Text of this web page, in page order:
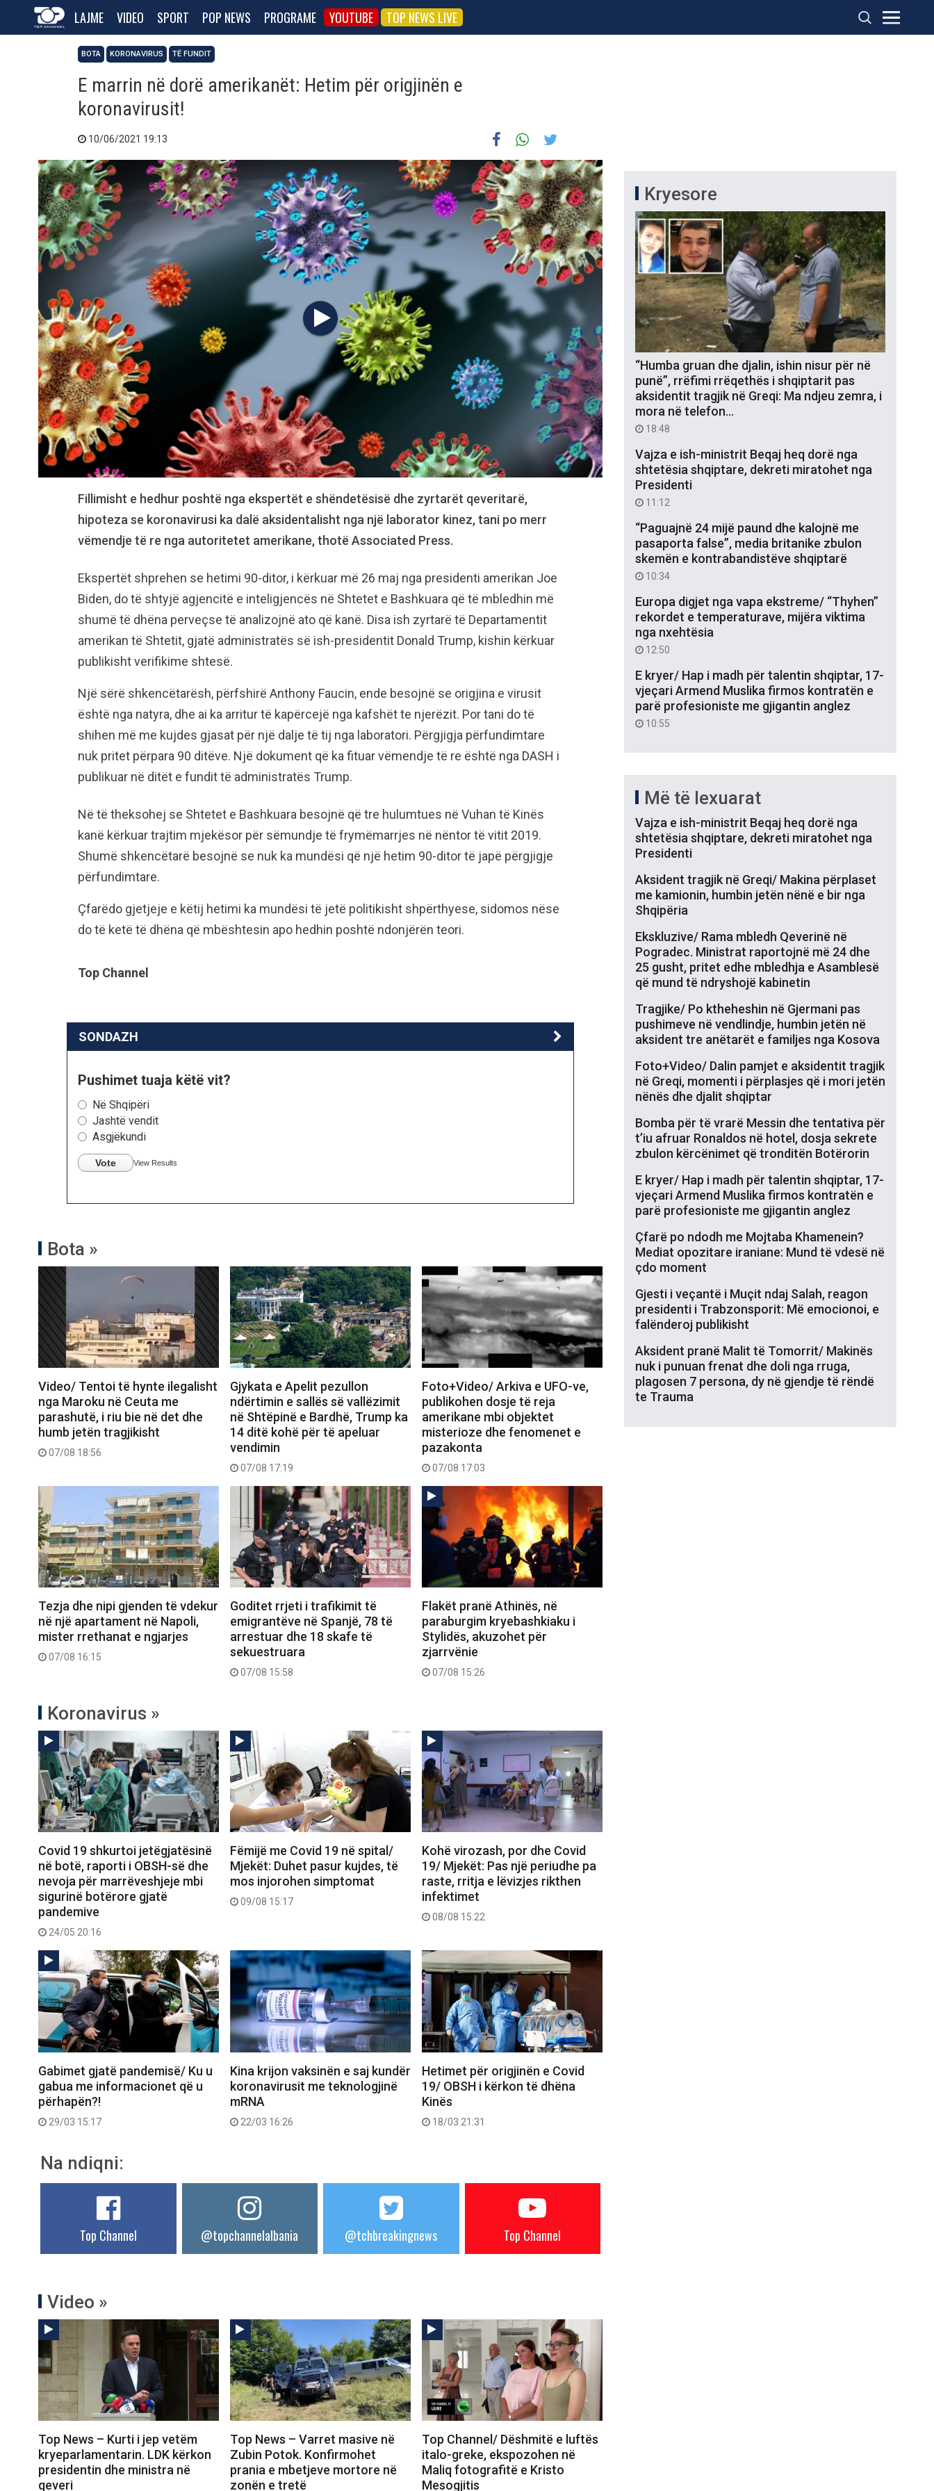
LAJME VIDEO SPORT POP NEWS PROGRAME YOUTUBE TOP NEWS LIVE
BOTA KORONAVIRUS TË FUNDIT
E marrin në dorë amerikanët: Hetim për origjinën e
koronavirusit!
10/06/2021 19:13
Fillimisht e hedhur poshtë nga ekspertët e shëndetësisë dhe zyrtarët qeveritarë,
hipoteza se koronavirusi ka dalë aksidentalisht nga një laborator kinez, tani po merr
vëmendje të re nga autoritetet amerikane, thotë Associated Press.
Ekspertët shprehen se hetimi 90-ditor, i kërkuar më 26 maj nga presidenti amerikan Joe
Biden, do të shtyjë agjencitë e inteligjencës në Shtetet e Bashkuara që të mbledhin më
shumë të dhëna perveçse të analizojnë ato që kanë. Disa ish zyrtarë të Departamentit
amerikan të Shtetit, gjatë administratës së ish-presidentit Donald Trump, kishin kërkuar
publikisht verifikime shtesë.
Një sërë shkencëtarësh, përfshirë Anthony Faucin, ende besojnë se origjina e virusit
është nga natyra, dhe ai ka arritur të kapërcejë nga kafshët te njerëzit. Por tani do të
shihen më me kujdes gjasat për një dalje të tij nga laboratori. Përgjigja përfundimtare
nuk pritet përpara 90 ditëve. Një dokument që ka fituar vëmendje të re është nga DASH i
publikuar në ditët e fundit të administratës Trump.
Në të theksohej se Shtetet e Bashkuara besojnë që tre hulumtues në Vuhan të Kinës
kanë kërkuar trajtim mjekësor për sëmundje të frymëmarrjes në nëntor të vitit 2019.
Shumë shkencëtarë besojnë se nuk ka mundësi që një hetim 90-ditor të japë përgjigje
përfundimtare.
Çfarëdo gjetjeje e këtij hetimi ka mundësi të jetë politikisht shpërthyese, sidomos nëse
do të ketë të dhëna që mbështesin apo hedhin poshtë ndonjërën teori.
Top Channel
SONDAZH
Pushimet tuaja këtë vit?
Në Shqipëri
Jashtë vendit
Asgjëkundi
Vote View Results
Bota »
Video/ Tentoi të hynte ilegalisht
nga Maroku në Ceuta me
parashutë, i riu bie në det dhe
humb jetën tragjikisht
07/08 18:56
Gjykata e Apelit pezullon
ndërtimin e sallës së vallëzimit
në Shtëpinë e Bardhë, Trump ka
14 ditë kohë për të apeluar
vendimin
07/08 17:19
Foto+Video/ Arkiva e UFO-ve,
publikohen dosje të reja
amerikane mbi objektet
misterioze dhe fenomenet e
pazakonta
07/08 17:03
Tezja dhe nipi gjenden të vdekur
në një apartament në Napoli,
mister rrethanat e ngjarjes
07/08 16:15
Goditet rrjeti i trafikimit të
emigrantëve në Spanjë, 78 të
arrestuar dhe 18 skafe të
sekuestruara
07/08 15:58
Flakët pranë Athinës, në
paraburgim kryebashkiaku i
Stylidës, akuzohet për
zjarrvënie
07/08 15:26
Koronavirus »
Covid 19 shkurtoi jetëgjatësinë
në botë, raporti i OBSH-së dhe
nevoja për marrëveshjeje mbi
sigurinë botërore gjatë
pandemive
24/05 20:16
Fëmijë me Covid 19 në spital/
Mjekët: Duhet pasur kujdes, të
mos injorohen simptomat
09/08 15:17
Kohë virozash, por dhe Covid
19/ Mjekët: Pas një periudhe pa
raste, rritja e lëvizjes rikthen
infektimet
08/08 15:22
Gabimet gjatë pandemisë/ Ku u
gabua me informacionet që u
përhapën?!
29/03 15:17
Kina krijon vaksinën e saj kundër
koronavirusit me teknologjinë
mRNA
22/03 16:26
Hetimet për origjinën e Covid
19/ OBSH i kërkon të dhëna
Kinës
18/03 21:31
Na ndiqni:
Top Channel @topchannelalbania @tchbreakingnews Top Channel
Video »
Top News – Kurti i jep vetëm
kryeparlamentarin. LDK kërkon
presidentin dhe ministra në
qeveri
Top News – Varret masive në
Zubin Potok. Konfirmohet
prania e mbetjeve mortore në
zonën e tretë
Top Channel/ Dëshmitë e luftës
italo-greke, ekspozohen në
Maliq fotografitë e Kristo
Mesogjitis
Kryesore
“Humba gruan dhe djalin, ishin nisur për në
punë”, rrëfimi rrëqethës i shqiptarit pas
aksidentit tragjik në Greqi: Ma ndjeu zemra, i
mora në telefon…
18:48
Vajza e ish-ministrit Beqaj heq dorë nga
shtetësia shqiptare, dekreti miratohet nga
Presidenti
11:12
“Paguajnë 24 mijë paund dhe kalojnë me
pasaporta false”, media britanike zbulon
skemën e kontrabandistëve shqiptarë
10:34
Europa digjet nga vapa ekstreme/ “Thyhen”
rekordet e temperaturave, mijëra viktima
nga nxehtësia
12:50
E kryer/ Hap i madh për talentin shqiptar, 17-
vjeçari Armend Muslika firmos kontratën e
parë profesioniste me gjigantin anglez
10:55
Më të lexuarat
Vajza e ish-ministrit Beqaj heq dorë nga
shtetësia shqiptare, dekreti miratohet nga
Presidenti
Aksident tragjik në Greqi/ Makina përplaset
me kamionin, humbin jetën nënë e bir nga
Shqipëria
Ekskluzive/ Rama mbledh Qeverinë në
Pogradec. Ministrat raportojnë më 24 dhe
25 gusht, pritet edhe mbledhja e Asamblesë
që mund të ndryshojë kabinetin
Tragjike/ Po ktheheshin në Gjermani pas
pushimeve në vendlindje, humbin jetën në
aksident tre anëtarët e familjes nga Kosova
Foto+Video/ Dalin pamjet e aksidentit tragjik
në Greqi, momenti i përplasjes që i mori jetën
nënës dhe djalit shqiptar
Bomba për të vrarë Messin dhe tentativa për
t’iu afruar Ronaldos në hotel, dosja sekrete
zbulon kërcënimet që tronditën Botërorin
E kryer/ Hap i madh për talentin shqiptar, 17-
vjeçari Armend Muslika firmos kontratën e
parë profesioniste me gjigantin anglez
Çfarë po ndodh me Mojtaba Khamenein?
Mediat opozitare iraniane: Mund të vdesë në
çdo moment
Gjesti i veçantë i Muçit ndaj Salah, reagon
presidenti i Trabzonsporit: Më emocionoi, e
falënderoj publikisht
Aksident pranë Malit të Tomorrit/ Makinës
nuk i punuan frenat dhe doli nga rruga,
plagosen 7 persona, dy në gjendje të rëndë
te Trauma